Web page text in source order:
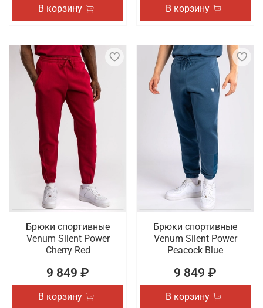
В корзину В корзину
Брюки спортивные
Venum Silent Power
Cherry Red
9 849 ₽
В корзину
Брюки спортивные
Venum Silent Power
Peacock Blue
9 849 ₽
В корзину